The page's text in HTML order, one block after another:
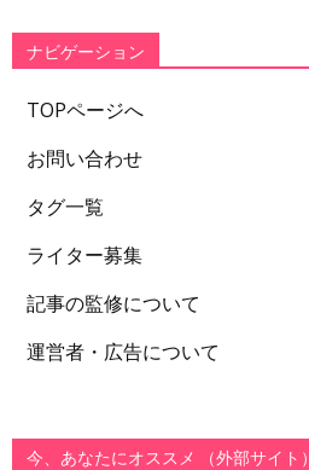
ー
ナビゲーション
TOPページへ
お問い合わせ
タグ一覧
ライター募集
記事の監修について
運営者・広告について
今、あなたにオススメ （外部サイト）